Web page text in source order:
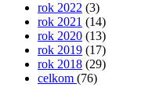
rok 2022 (3)
rok 2021 (14)
rok 2020 (13)
rok 2019 (17)
rok 2018 (29)
celkom (76)